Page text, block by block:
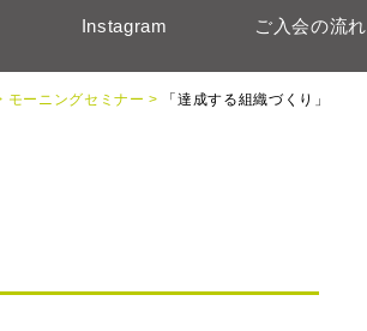
Instagram ご入会の流れ
モーニングセミナー > 「達成する組織づくり」